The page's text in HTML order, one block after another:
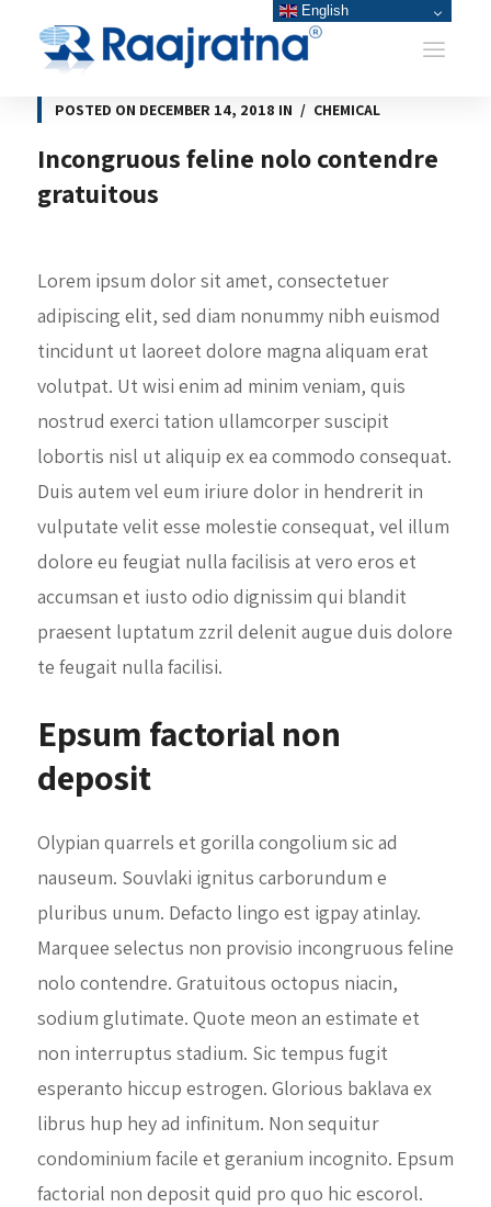
POSTED ON DECEMBER 14, 2018 IN CHEMICAL
Incongruous feline nolo contendre
gratuitous
Lorem ipsum dolor sit amet, consectetuer
adipiscing elit, sed diam nonummy nibh euismod
tincidunt ut laoreet dolore magna aliquam erat
volutpat. Ut wisi enim ad minim veniam, quis
nostrud exerci tation ullamcorper suscipit
lobortis nisl ut aliquip ex ea commodo consequat.
Duis autem vel eum iriure dolor in hendrerit in
vulputate velit esse molestie consequat, vel illum
dolore eu feugiat nulla facilisis at vero eros et
accumsan et iusto odio dignissim qui blandit
praesent luptatum zzril delenit augue duis dolore
te feugait nulla facilisi.
Epsum factorial non
deposit
Olypian quarrels et gorilla congolium sic ad
nauseum. Souvlaki ignitus carborundum e
pluribus unum. Defacto lingo est igpay atinlay.
Marquee selectus non provisio incongruous feline
nolo contendre. Gratuitous octopus niacin,
sodium glutimate. Quote meon an estimate et
non interruptus stadium. Sic tempus fugit
esperanto hiccup estrogen. Glorious baklava ex
librus hup hey ad infinitum. Non sequitur
condominium facile et geranium incognito. Epsum
factorial non deposit quid pro quo hic escorol.
English